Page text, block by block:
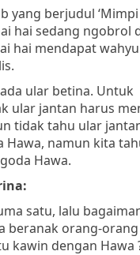
yang berjudul
hai sedang ngobrol
hai mendapat
ular betina. Untuk
ular jantan harus
tidak tahu ular
Hawa, namun kita
Hawa.
satu, lalu
beranak orang-orang
kawin dengan Hawa